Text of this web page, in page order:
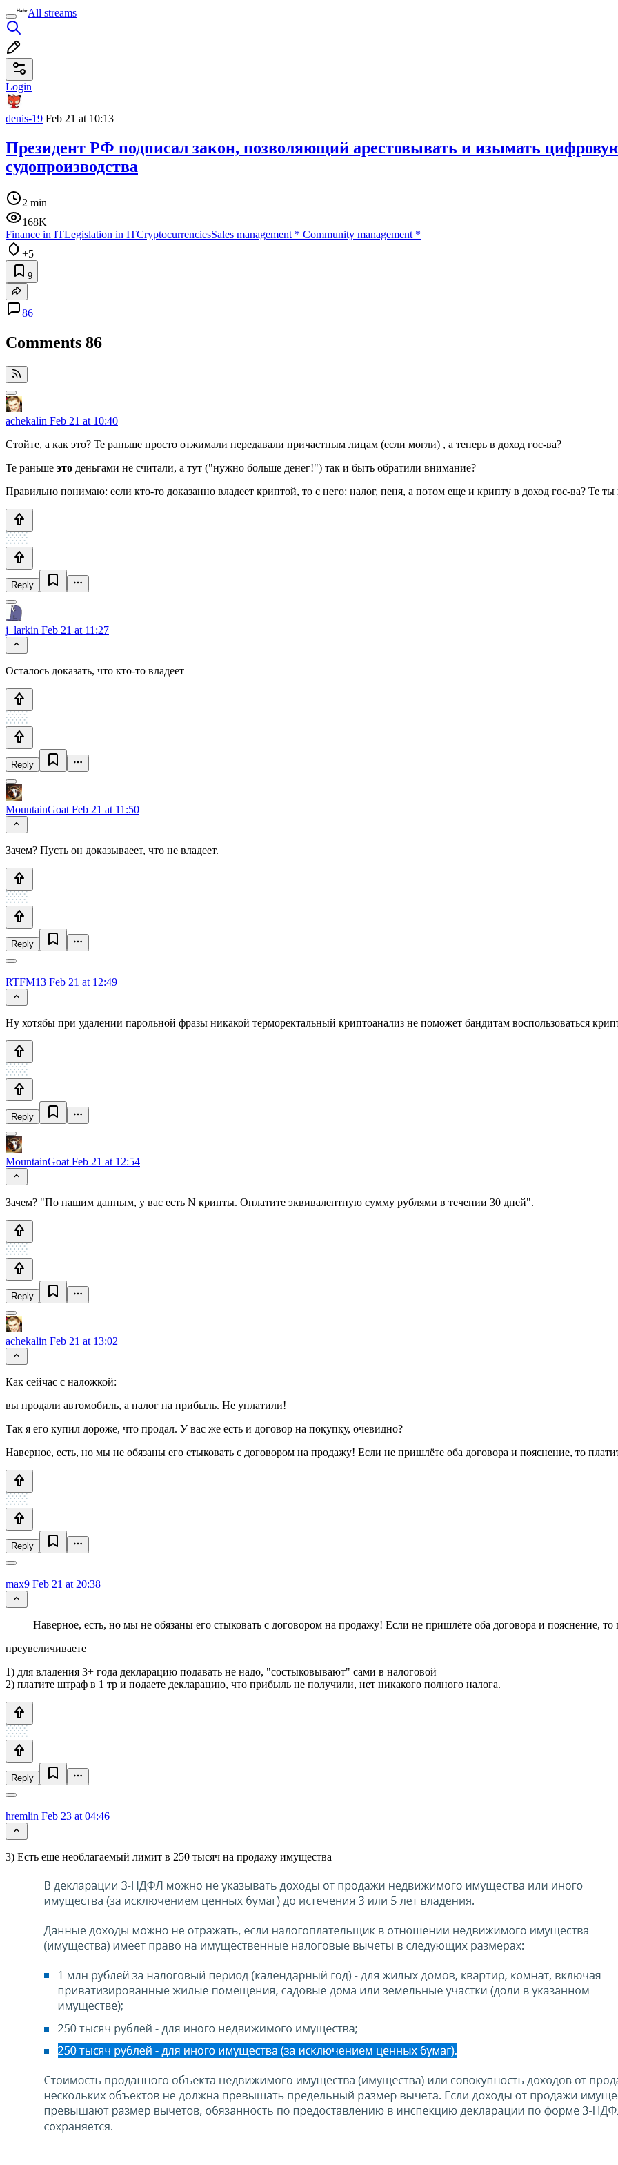
All streams
Login
denis-19 Feb 21 at 10:13
Президент РФ подписал закон, позволяющий арестовывать и изымать
судопроизводства
2 min
168K
Finance in ITLegislation in ITCryptocurrenciesSales management * Community management *
+5
9
86
Comments 86
achekalin Feb 21 at 10:40
Стойте, а как это? Те раньше просто отжимали передавали причастным лицам (если могли) , а теперь в доход гос-ва?
Те раньше это деньгами не считали, а тут ("нужно больше денег!") так и быть обратили внимание?
Правильно понимаю: если кто-то доказанно владеет криптой, то с него: налог, пеня, а потом еще и крипту в доход гос-ва? Те
Reply
j_larkin Feb 21 at 11:27
Осталось доказать, что кто-то владеет
Reply
MountainGoat Feb 21 at 11:50
Зачем? Пусть он доказываеет, что не владеет.
Reply
RTFM13 Feb 21 at 12:49
Ну хотябы при удалении парольной фразы никакой терморектальный криптоанализ не поможет бандитам воспользоваться
Reply
MountainGoat Feb 21 at 12:54
Зачем? "По нашим данным, у вас есть N крипты. Оплатите эквивалентную сумму рублями в течении 30 дней".
Reply
achekalin Feb 21 at 13:02
Как сейчас с наложкой:
вы продали автомобиль, а налог на прибыль. Не уплатили!
Так я его купил дороже, что продал. У вас же есть и договор на покупку, очевидно?
Наверное, есть, но мы не обязаны его стыковать с договором на продажу! Если не пришлёте оба договора и пояснение, то
Reply
max9 Feb 21 at 20:38
Наверное, есть, но мы не обязаны его стыковать с договором на продажу! Если не пришлёте оба договора и пояснение,
преувеличиваете
1) для владения 3+ года декларацию подавать не надо, "состыковывают" сами в налоговой
2) платите штраф в 1 тр и подаете декларацию, что прибыль не получили, нет никакого полного налога.
Reply
hremlin Feb 23 at 04:46
3) Есть еще необлагаемый лимит в 250 тысяч на продажу имущества